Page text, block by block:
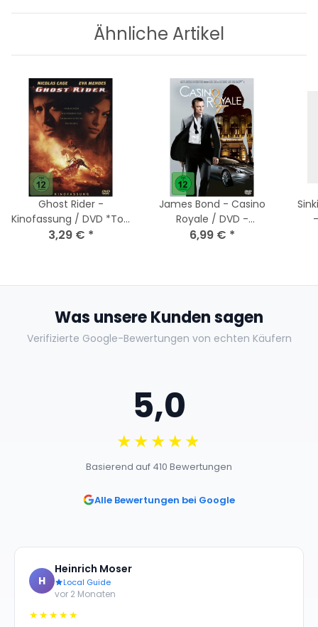
Ähnliche Artikel
Ghost Rider -
Kinofassung / DVD *Top
Zustand
3,29 € *
James Bond - Casino
Royale / DVD -
Versiegelt
6,99 € *
Was unsere Kunden sagen
Verifizierte Google-Bewertungen von echten Käufern
5,0
★★★★★
Basierend auf 410 Bewertungen
Alle Bewertungen bei Google
H
Heinrich Moser
Local Guide
vor 2 Monaten
★★★★★